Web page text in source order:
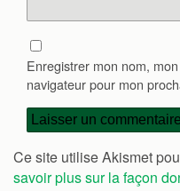
Enregistrer mon nom,
navigateur pour mon
Ce site utilise Akismet
savoir plus sur la façon